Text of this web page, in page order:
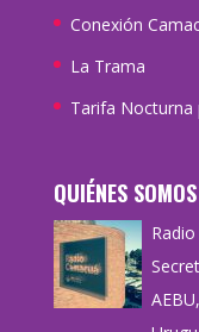
Conexión
La Trama
Tarifa Nocturna
QUIÉNES SOMOS